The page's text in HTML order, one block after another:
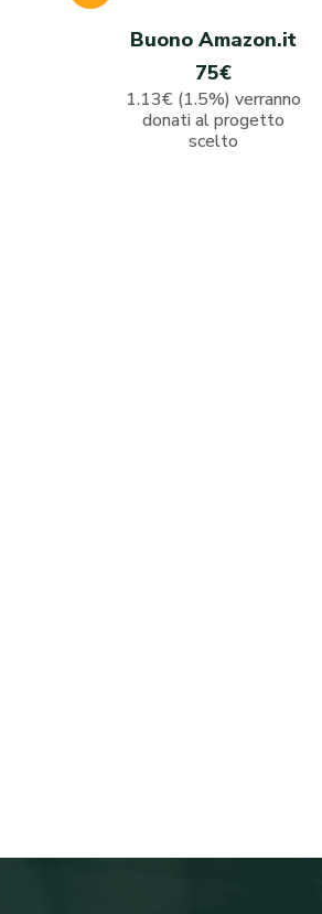
Buono Amazon.it
75€
1.13€ (1.5%) verranno
donati al progetto
scelto